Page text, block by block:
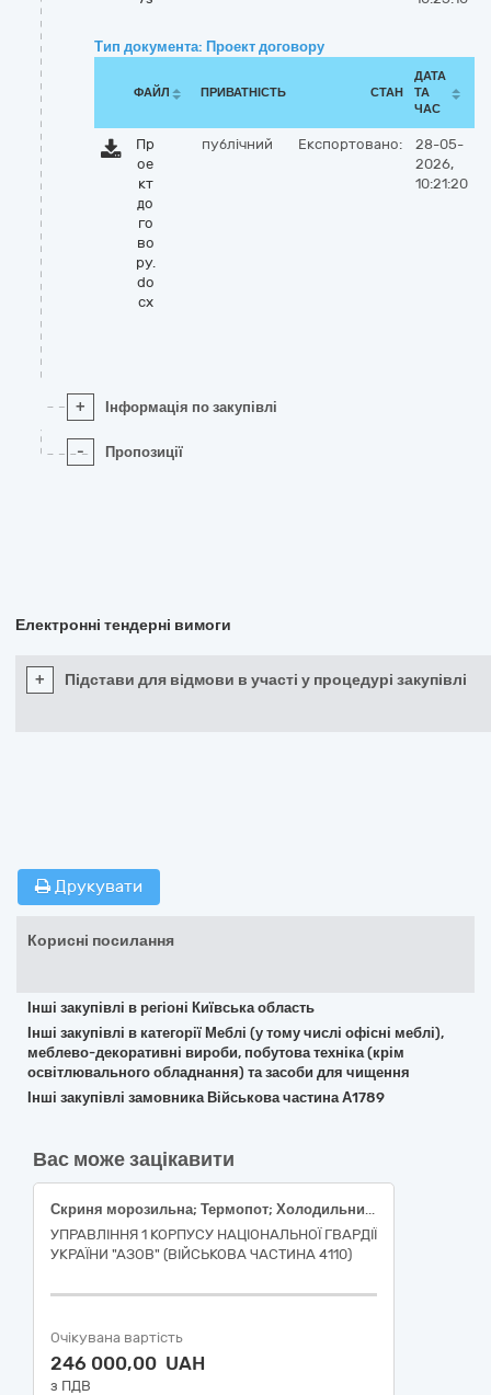
Тип документа: Проект договору
ФАЙЛ ПРИВАТНІСТЬ СТАН
ДАТА
ТА
ЧАС
Пр
ое
кт
до
го
во
ру.
do
cx
публічний Експортовано:
28-05-
2026,
10:21:20
+ Інформація по закупівлі
- Пропозиції
Електронні тендерні вимоги
+ Підстави для відмови в участі у процедурі закупівлі
Друкувати
Корисні посилання
Інші закупівлі в регіоні Київська область
Інші закупівлі в категорії Меблі (у тому числі офісні меблі),
меблево-декоративні вироби, побутова техніка (крім
освітлювального обладнання) та засоби для чищення
Інші закупівлі замовника Військова частина А1789
Вас може зацікавити
Скриня морозильна; Термопот; Холодильник побутовий двокамерний
УПРАВЛІННЯ 1 КОРПУСУ НАЦІОНАЛЬНОЇ ГВАРДІЇ
УКРАЇНИ "АЗОВ" (ВІЙСЬКОВА ЧАСТИНА 4110)
Очікувана вартість
246 000,00 UAH
з ПДВ